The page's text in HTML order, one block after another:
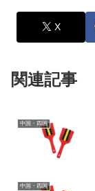
X
関連記事
中国・四国
中国・四国